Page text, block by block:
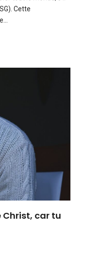
Cette
Christ, car tu